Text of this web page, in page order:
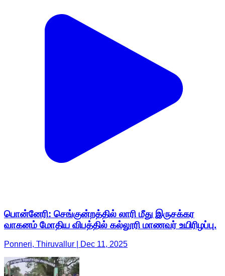
பொன்னேரி: செங்குன்றத்தில் லாரி மீது இருசக்கர
வாகனம் மோதிய விபத்தில் கல்லூரி மாணவர் உயிரிழப்பு.
Ponneri, Thiruvallur | Dec 11, 2025